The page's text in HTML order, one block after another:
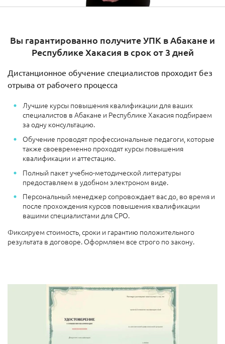
Вы гарантированно получите УПК в Абакане и
Республике Хакасия в срок от 3 дней
Дистанционное обучение специалистов проходит без
отрыва от рабочего процесса
Лучшие курсы повышения квалификации для ваших
специалистов в Абакане и Республике Хакасия подбираем
за одну консультацию.
Обучение проводят профессиональные педагоги, которые
также своевременно проходят курсы повышения
квалификации и аттестацию.
Полный пакет учебно-методической литературы
предоставляем в удобном электроном виде.
Персональный менеджер сопровождает вас до, во время и
после прохождения курсов повышения квалификации
вашими специалистами для СРО.
Фиксируем стоимость, сроки и гарантию положительного
результата в договоре. Оформляем все строго по закону.